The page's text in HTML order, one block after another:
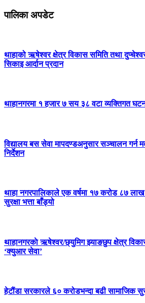
पालिका अपडेट
थाहाको ऋषेश्वर क्षेत्र विकास समिति तथा
सिकाइ आर्दान प्रदान
थाहानगरमा १ हजार ७ सय ३८ वटा व्यक्तिगत
विद्यालय बस सेवा मापदण्डअनुसार सञ्चालन गर्न
निर्देशन
थाहा नगरपालिकाले एक वर्षमा १७ करोड ८७
सुरक्षा भत्ता बाँड्यो
थाहानगरकाे ऋषेश्वर/छ्युमिग झ्याङछुप क्षेत्र
‘क्युआर सेवा’
हेटौंडा सरकारले ६० करोडभन्दा बढी सामाजिक